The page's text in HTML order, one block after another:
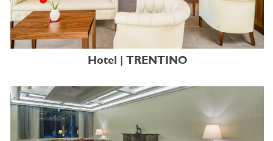
Hotel | TRENTINO